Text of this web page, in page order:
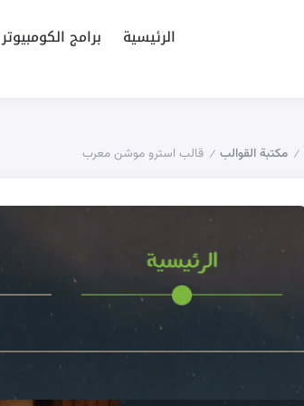
الرئيسية برامج الكومبيوتر
/ مكتبة القوالب / قالب استرو موشن معرب